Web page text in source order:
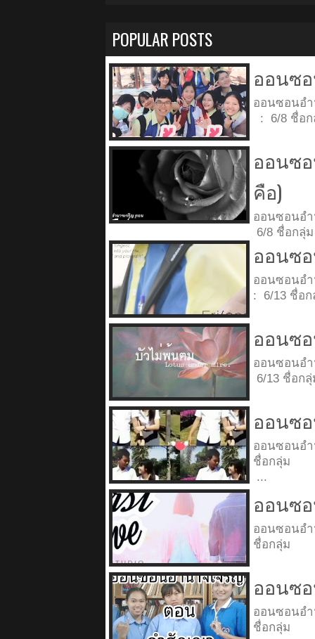
POPULAR POSTS
ออนซ
ออนซอนอ
: 6/8 ชื่
ออนซอ
คือ)
ออนซอน
6/8 ชื่อ
ออนซอ
ออนซอนอ
: 6/13 ชื่
ออนซ
ออนซอน
6/13 ชื่
ออนซ
ออนซอน
ชื่อกลุ่ม :
...
ออนซอ
ออนซอน
ชื่อกลุ่ม
ออนซ
ออนซอน
ชื่อกลุ่ม